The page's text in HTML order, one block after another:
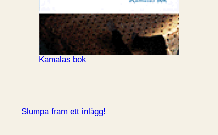
Kamalas bok
Slumpa fram ett inlägg!